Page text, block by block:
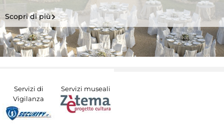
Scopri di più
Servizi di
Vigilanza
Servizi museali